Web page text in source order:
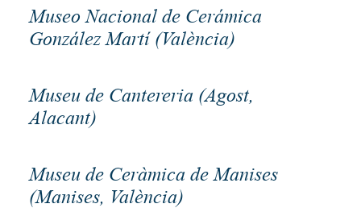
Museo Nacional de Cerámica
González Martí (València)
Museu de Cantereria (Agost,
Alacant)
Museu de Ceràmica de Manises
(Manises, València)